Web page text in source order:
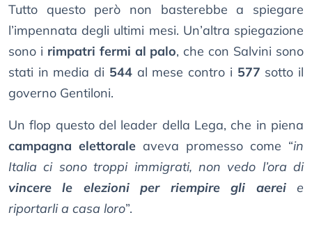
Tutto questo però non basterebbe a spiegare
l’impennata degli ultimi mesi. Un’altra spiegazione
sono i rimpatri fermi al palo, che con Salvini sono
stati in media di 544al mese contro i 577 sotto il
governo Gentiloni.
Un flop questo del leader della Lega, che in piena
campagna elettorale aveva promesso come “in
Italia ci sono troppi immigrati, non vedo l’ora di
vincere le elezioni per riempire gli aereie
riportarli a casa loro”.